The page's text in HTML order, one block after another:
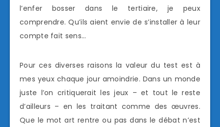
l’enfer bosser dans le tertiaire, je peux
comprendre. Qu’ils aient envie de s’installer à leur
compte fait sens…
Pour ces diverses raisons la valeur du test est à
mes yeux chaque jour amoindrie. Dans un monde
juste l’on critiquerait les jeux – et tout le reste
d’ailleurs – en les traitant comme des œuvres.
Que le mot art rentre ou pas dans le débat n’est